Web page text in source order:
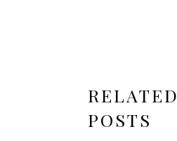
RELATED
POSTS